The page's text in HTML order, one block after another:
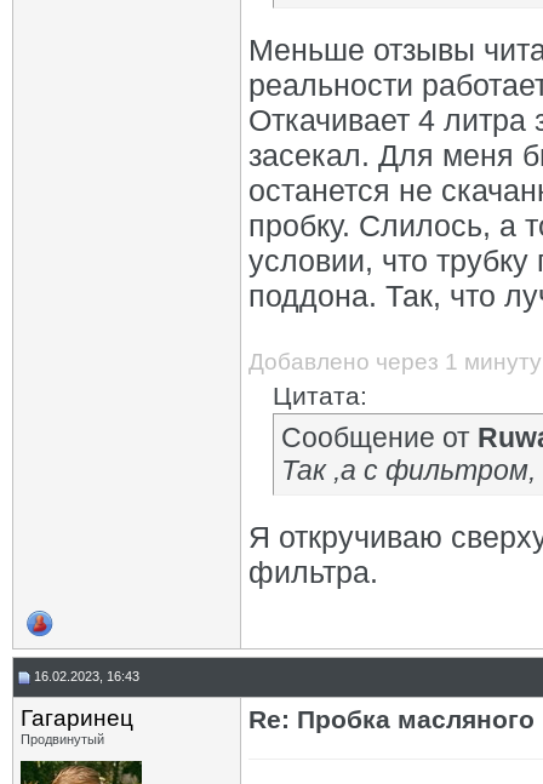
Меньше отзывы
реальности
Откачивает 4
засекал. Для меня
останется не
пробку. Слилось, а
условии, что
поддона. Так, что
Добавлено через 1 минуту
Цитата:
Сообщение от
Так ,а с
Я откручиваю
фильтра.
16.02.2023, 16:43
Гагаринец
Продвинутый
Re: Пробка масляного